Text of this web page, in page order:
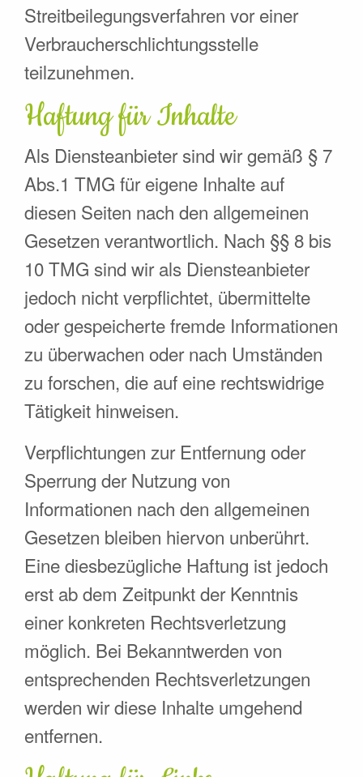
Streitbeilegungsverfahren vor einer
Verbraucherschlichtungsstelle
teilzunehmen.
Haftung für Inhalte
Als Diensteanbieter sind wir gemäß § 7
Abs.1 TMG für eigene Inhalte auf
diesen Seiten nach den allgemeinen
Gesetzen verantwortlich. Nach §§ 8 bis
10 TMG sind wir als Diensteanbieter
jedoch nicht verpflichtet, übermittelte
oder gespeicherte fremde Informationen
zu überwachen oder nach Umständen
zu forschen, die auf eine rechtswidrige
Tätigkeit hinweisen.
Verpflichtungen zur Entfernung oder
Sperrung der Nutzung von
Informationen nach den allgemeinen
Gesetzen bleiben hiervon unberührt.
Eine diesbezügliche Haftung ist jedoch
erst ab dem Zeitpunkt der Kenntnis
einer konkreten Rechtsverletzung
möglich. Bei Bekanntwerden von
entsprechenden Rechtsverletzungen
werden wir diese Inhalte umgehend
entfernen.